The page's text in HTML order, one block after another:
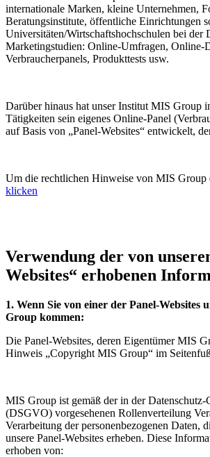
internationale Marken, kleine Unternehmen,
Beratungsinstitute, öffentliche Einrichtungen
Universitäten/Wirtschaftshochschulen bei der
Marketingstudien: Online-Umfragen, Online-
Verbraucherpanels, Produkttests usw.
Darüber hinaus hat unser Institut MIS Group
Tätigkeiten sein eigenes Online-Panel
auf Basis von „Panel-Websites“ entwickelt,
Um die rechtlichen Hinweise von MIS Group
klicken
Verwendung der von
Websites“ erhobenen
1. Wenn Sie von einer der Panel-Websites
Group kommen:
Die Panel-Websites, deren Eigentümer MIS
Hinweis „Copyright MIS Group“ im
MIS Group ist gemäß der in der
(DSGVO) vorgesehenen Rollenverteilung
Verarbeitung der personenbezogenen Daten,
unsere Panel-Websites erheben. Diese
erhoben von: